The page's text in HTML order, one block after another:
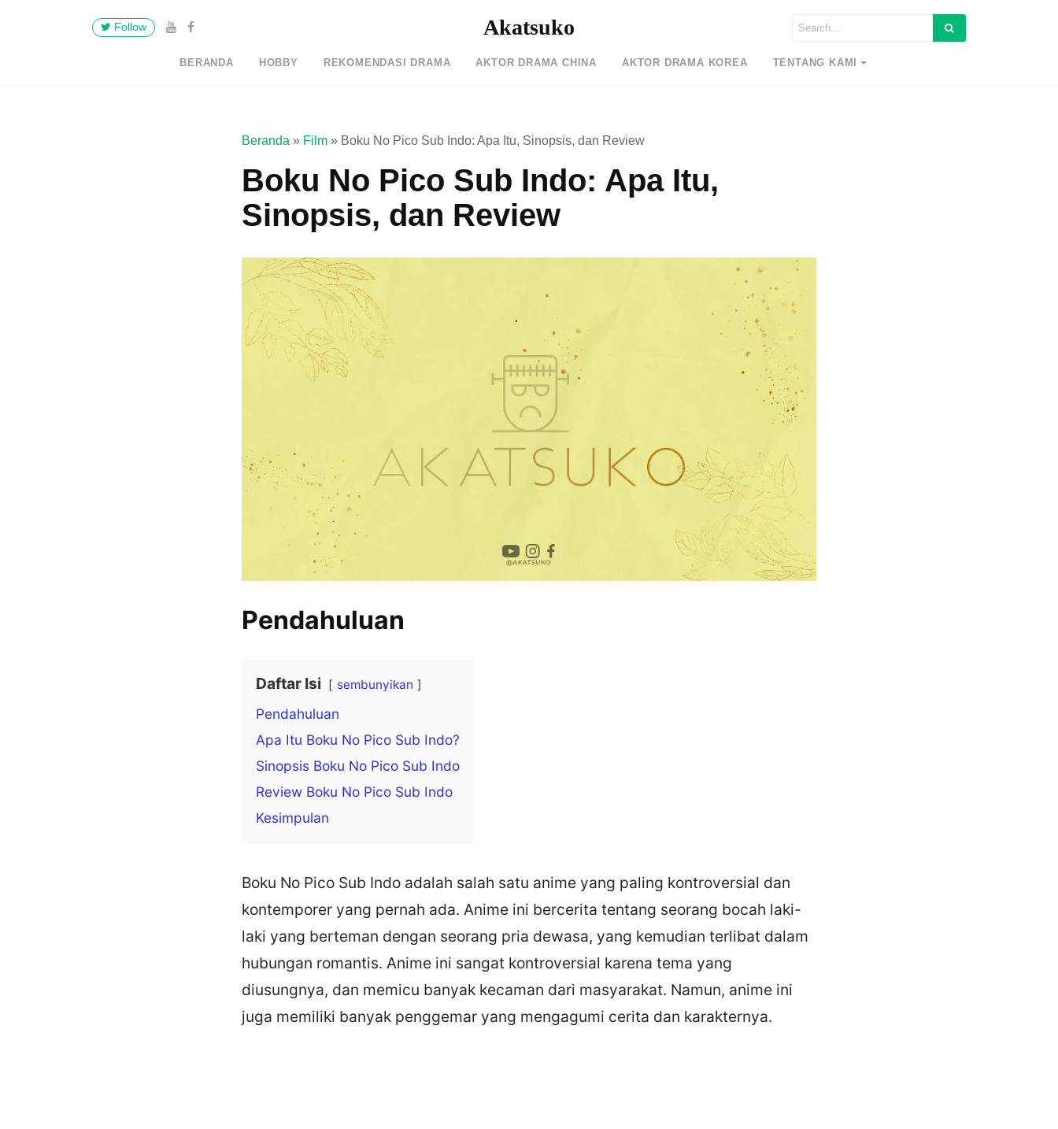
Follow Akatsuko
BERANDA HOBBY REKOMENDASI DRAMA AKTOR DRAMA CHINA AKTOR DRAMA KOREA TENTANG KAMI
Beranda » Film » Boku No Pico Sub Indo: Apa Itu, Sinopsis, dan Review
Boku No Pico Sub Indo: Apa Itu,
Sinopsis, dan Review
Pendahuluan
Daftar Isi sembunyikan
Pendahuluan
Apa Itu Boku No Pico Sub Indo?
Sinopsis Boku No Pico Sub Indo
Review Boku No Pico Sub Indo
Kesimpulan
Boku No Pico Sub Indo adalah salah satu anime yang paling kontroversial dan
kontemporer yang pernah ada. Anime ini bercerita tentang seorang bocah laki-
laki yang berteman dengan seorang pria dewasa, yang kemudian terlibat dalam
hubungan romantis. Anime ini sangat kontroversial karena tema yang
diusungnya, dan memicu banyak kecaman dari masyarakat. Namun, anime ini
juga memiliki banyak penggemar yang mengagumi cerita dan karakternya.